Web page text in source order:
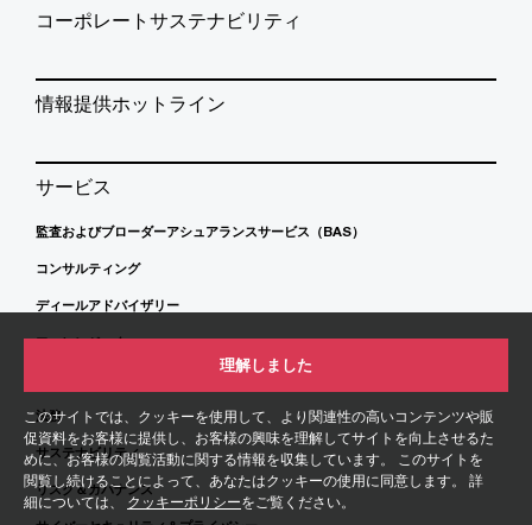
このサイトでは、クッキーを使用して、より関連性の高いコンテンツや販
促資料をお客様に提供し、お客様の興味を理解してサイトを向上させるた
めに、お客様の閲覧活動に関する情報を収集しています。 このサイトを
閲覧し続けることによって、あなたはクッキーの使用に同意します。 詳
細については、 クッキーポリシーをご覧ください。
理解しました
コーポレートサステナビリティ
情報提供ホットライン
サービス
監査およびブローダーアシュアランスサービス（BAS）
コンサルティング
ディールアドバイザリー
フォレンジック
法務
サステナビリティ
リスク＆ガバナンス